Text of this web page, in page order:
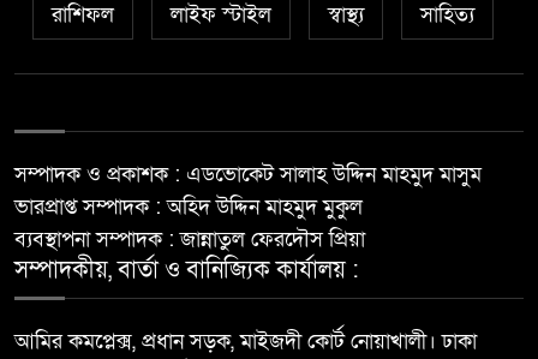
রাশিফল লাইফ স্টাইল স্বাস্থ্য সাহিত্য
সম্পাদক ও প্রকাশক : এডভোকেট সালাহ উদ্দিন মাহমুদ মাসুম
ভারপ্রাপ্ত সম্পাদক : অহিদ উদ্দিন মাহমুদ মুকুল
ব্যবস্থাপনা সম্পাদক : জান্নাতুল ফেরদৌস প্রিয়া
সম্পাদকীয়, বার্তা ও বানিজ্যিক কার্যালয় :
আমির কমপ্লেক্স, প্রধান সড়ক, মাইজদী কোর্ট নোয়াখালী। ঢাকা